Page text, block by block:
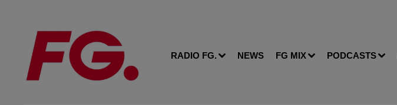
RADIO FG. NEWS FG MIX PODCASTS